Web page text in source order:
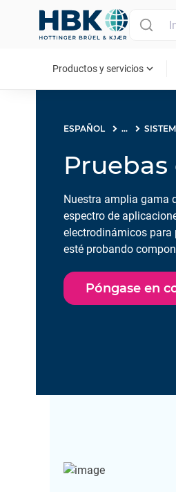
Productos y servicios expand_more
ESPAÑOL ...
Nuestra amplia gama
espectro de
electrodinámicos para
esté probando
necesita.Póngase en